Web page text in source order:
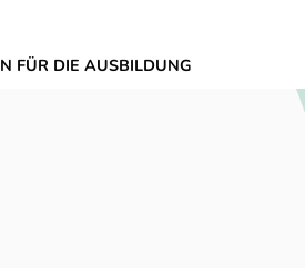
FÜR DIE AUSBILDUNG